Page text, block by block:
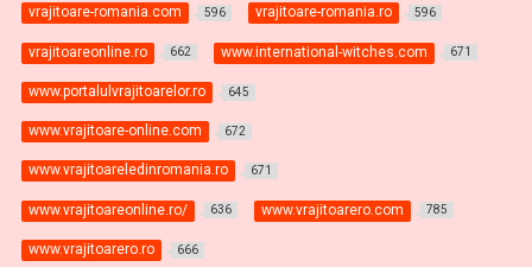
vrajitoare-romania.com 596 vrajitoare-romania.ro 596
vrajitoareonline.ro 662 www.international-witches.com 671
www.portalulvrajitoarelor.ro 645
www.vrajitoare-online.com 672
www.vrajitoareledinromania.ro 671
www.vrajitoareonline.ro/ 636 www.vrajitoarero.com 785
www.vrajitoarero.ro 666